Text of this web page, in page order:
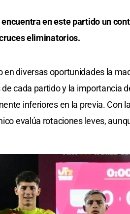
en este partido un
eliminatorios.
en diversas oportunidades la
cada partido y la importancia
inferiores en la previa. Con
evalúa rotaciones leves,